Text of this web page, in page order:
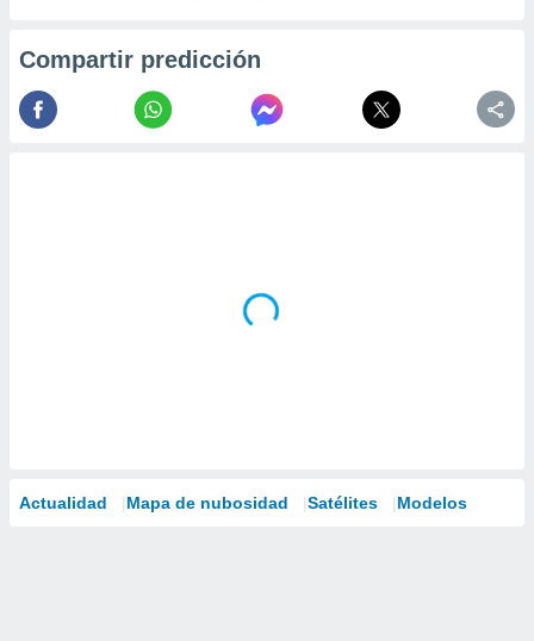
Compartir predicción
Actualidad Mapa de nubosidad Satélites Modelos